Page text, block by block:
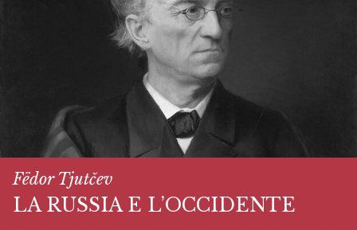
Fëdor Tjutčev
LA RUSSIA E L’OCCIDENTE